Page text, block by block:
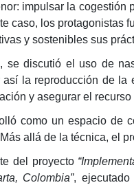
impulsar la
caso, los protagonistas
y sostenibles sus
se discutió el uso de
la reproducción de
y asegurar el
como un espacio de
allá de la técnica, el
del proyecto
Colombia”,